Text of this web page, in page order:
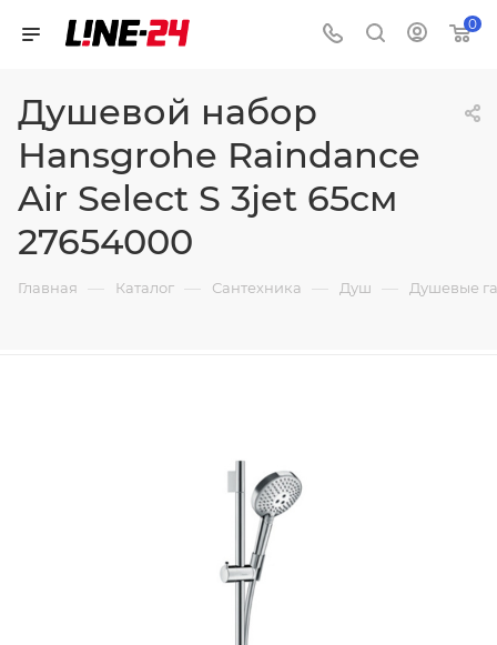
0
Душевой набор
Hansgrohe Raindance
Air Select S 3jet 65см
27654000
Главная — Каталог — Сантехника — Душ — Душевые